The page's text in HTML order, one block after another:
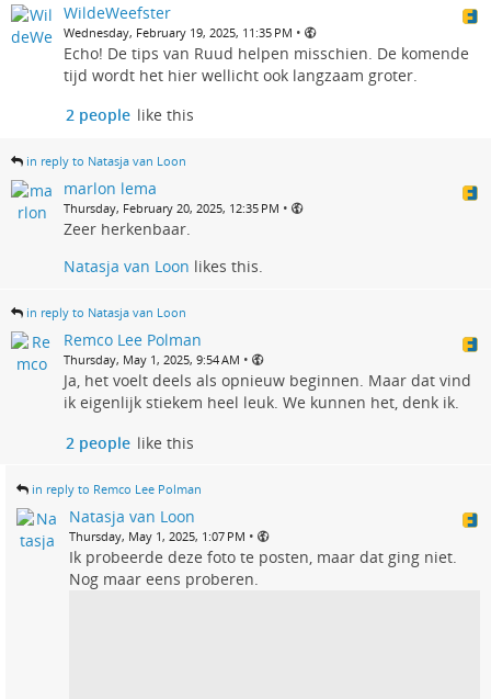
WildeWeefster
Wednesday, February 19, 2025, 11:35 PM •
Echo! De tips van Ruud helpen misschien. De komende
tijd wordt het hier wellicht ook langzaam groter.
2 people like this
in reply to Natasja van Loon
marlon lema
Thursday, February 20, 2025, 12:35 PM •
Zeer herkenbaar.
Natasja van Loon likes this.
in reply to Natasja van Loon
Remco Lee Polman
Thursday, May 1, 2025, 9:54 AM •
Ja, het voelt deels als opnieuw beginnen. Maar dat vind
ik eigenlijk stiekem heel leuk. We kunnen het, denk ik.
2 people like this
in reply to Remco Lee Polman
Natasja van Loon
Thursday, May 1, 2025, 1:07 PM •
Ik probeerde deze foto te posten, maar dat ging niet.
Nog maar eens proberen.